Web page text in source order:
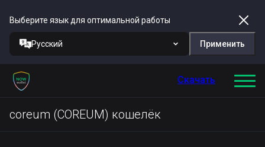
Выберите язык для оптимальной работы
Русский Применить
Скачать
coreum (COREUM) кошелёк